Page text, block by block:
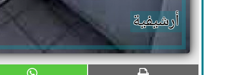
أرشيفية